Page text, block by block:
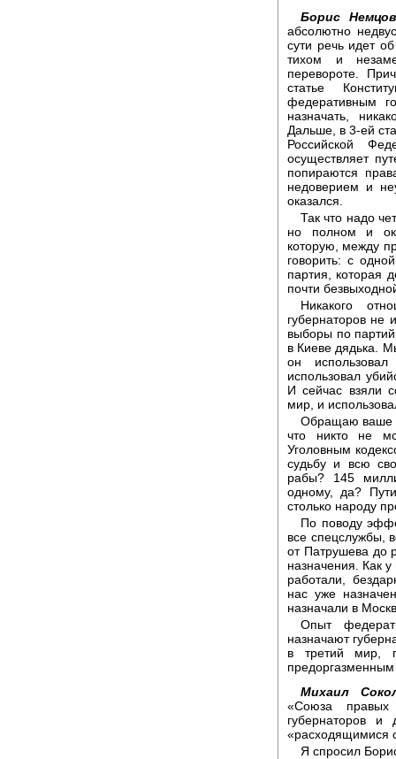
Борис
абсолютно
сути речь идет
тихом и
перевороте.
статье
федеративным
назначать,
Дальше, в 3-ей
Российской
осуществляет
попираются
недоверием и
оказался.
Так что надо
но полном и
которую, между
говорить: с
партия, которая
почти
Никакого
губернаторов не
выборы по
в Киеве дядька.
он
использовал
И сейчас взяли
мир, и
Обращаю ваше
что никто не
Уголовным
судьбу и всю
рабы? 145
одному, да?
столько народу
По поводу
все спецслужбы,
от Патрушева до
назначения. Как
работали,
нас уже
назначали в
Опыт
назначают
в третий мир,
Михаил
«Союза правых
губернаторов
«расходящимися
Я спросил